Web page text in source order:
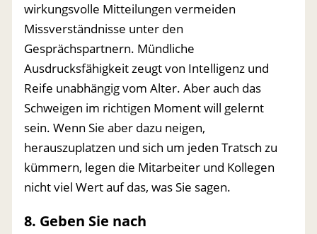
wirkungsvolle Mitteilungen vermeiden
Missverständnisse unter den
Gesprächspartnern. Mündliche
Ausdrucksfähigkeit zeugt von Intelligenz und
Reife unabhängig vom Alter. Aber auch das
Schweigen im richtigen Moment will gelernt
sein. Wenn Sie aber dazu neigen,
herauszuplatzen und sich um jeden Tratsch zu
kümmern, legen die Mitarbeiter und Kollegen
nicht viel Wert auf das, was Sie sagen.
8. Geben Sie nach